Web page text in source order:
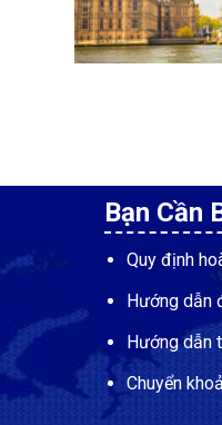
Bạn Cần
Quy định
Hướng dẫn
Hướng dẫn
Chuyển